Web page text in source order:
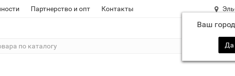
Партнерство и опт Контакты
Ваш